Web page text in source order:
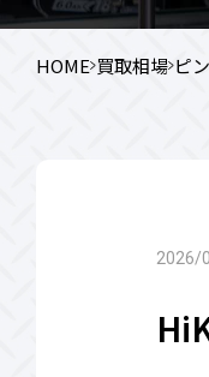
HOME 買取相場 ピ
2026/